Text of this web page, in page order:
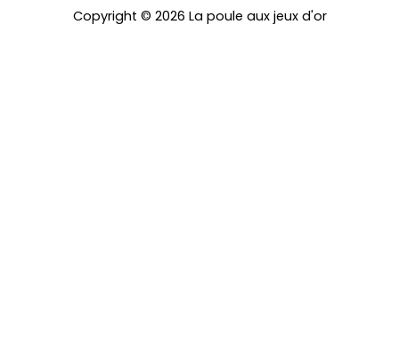
Copyright © 2026 La poule aux jeux d'or